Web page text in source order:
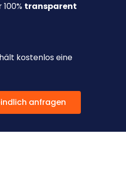
transparent
kostenlos eine
anfragen